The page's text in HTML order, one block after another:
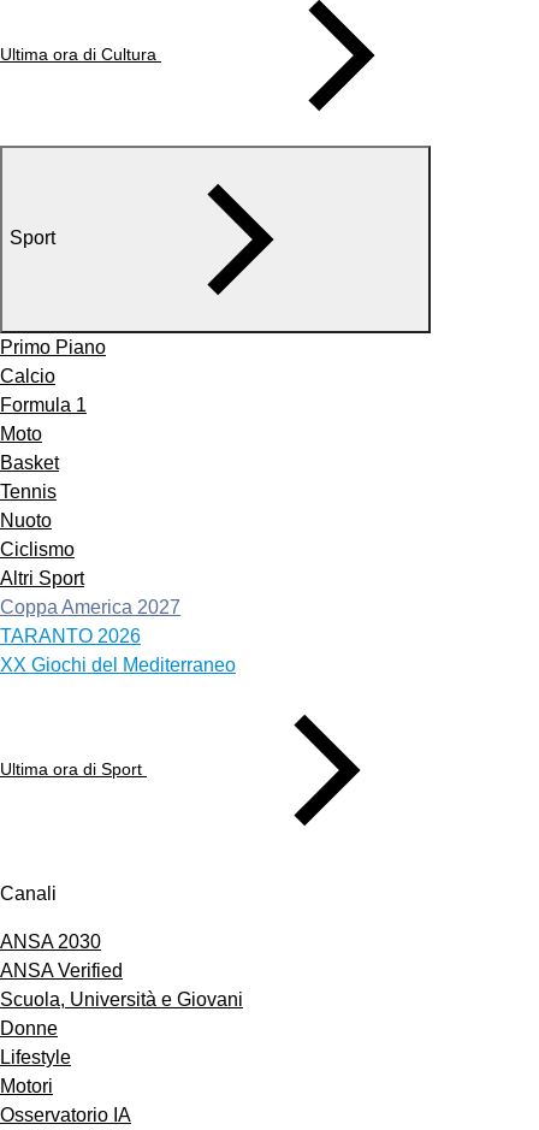
Ultima ora di Cultura
Sport
Primo Piano
Calcio
Formula 1
Moto
Basket
Tennis
Nuoto
Ciclismo
Altri Sport
Coppa America 2027
TARANTO 2026
XX Giochi del Mediterraneo
Ultima ora di Sport
Canali
ANSA 2030
ANSA Verified
Scuola, Università e Giovani
Donne
Lifestyle
Motori
Osservatorio IA